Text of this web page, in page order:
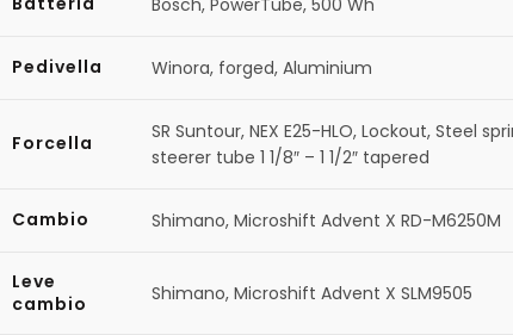
Bosch, PowerTube, 500 Wh
Pedivella Winora, forged, Aluminium
Forcella
SR Suntour, NEX E25-HLO, Lockout, Steel
steerer tube 1 1/8″ – 1 1/2″ tapered
Cambio Shimano, Microshift Advent X RD-M6250M
Leve
cambio
Shimano, Microshift Advent X SLM9505